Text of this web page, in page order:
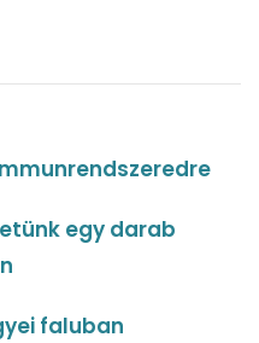
egy darab
faluban